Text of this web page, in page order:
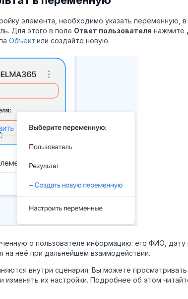
элемента, необходимо указать переменную,
Для этого в поле Ответ пользователя нажмите
Объект или создайте новую.
о пользователе информацию: его ФИО, дату
на неё при дальнейшем взаимодействии.
внутри сценария. Вы можете просматривать
изменять их настройки. Подробнее об этом